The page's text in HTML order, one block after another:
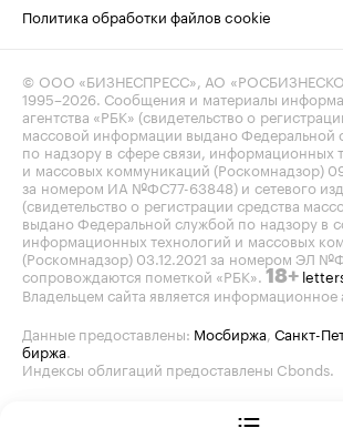
Политика обработки файлов cookie
© ООО «БИЗНЕСПРЕСС», АО
1995–2026 . Сообщения и материалы
агентства «РБК» (свидетельство о
массовой информации выдано Федеральной
по надзору в сфере связи, информационных
и массовых коммуникаций (Роскомнадзор)
за номером ИА №ФС77-63848) и сетевого
(свидетельство о регистрации средства
выдано Федеральной службой по надзору в
информационных технологий и массовых
(Роскомнадзор) 03.12.2021 за номером ЭЛ
сопровождаются пометкой «РБК». 18+
Владельцем сайта является информационное
Данные предоставлены: Мосбиржа Санкт-
биржа
Индексы облигаций предоставлены Cbonds.